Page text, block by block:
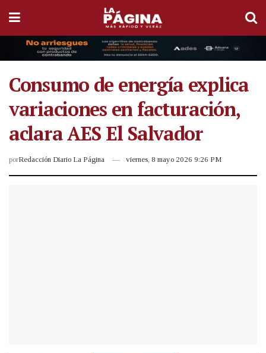
Consumo de energía explica
variaciones en facturación,
aclara AES El Salvador
porRedacción Diario La Página viernes, 8 mayo 2026 9:26 PM